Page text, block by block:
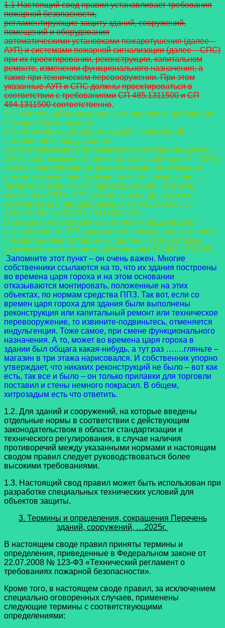
1.1 Настоящий свод правил устанавливает требования
пожарной безопасности,
регламентирующие защиту зданий, сооружений,
помещений и оборудования
автоматическими установками пожаротушения (далее –
АУП) и системами пожарной сигнализации (далее – СПС)
при их проектировании, реконструкции, капитальном
ремонте, изменении функционального назначения, а
также при техническом перевооружении. При этом
указанные АУП и СПС должны проектироваться в
соответствии с требованиями СП 485.1311500 и СП
484.1311500 соответственно.
1.1. Настоящий свод правил устанавливает требования
пожарной безопасности,
регламентирующие защиту зданий, сооружений,
помещений и оборудования
автоматическими установками пожаротушения (далее –
АУП) и системами пожарной сигнализации (далее – СПС)
при их проектировании, реконструкции, капитальном
ремонте, изменении функционального назначения, а
также при техническом перевооружении. При этом
указанные АУП и СПС должны проектироваться в
соответствии с требованиями СП 484.1311500, СП
485.1311500 и СП 241.1311500.2015.
В специально оговоренных по тексту свода правил
случаях вместо АУП допускается применение установок
пожаротушения автономных (далее – УПА), которые
должны соответствовать требованиям СП 485.1311500.
Запомните этот пункт – он очень важен. Многие
собственники ссылаются на то, что их здания построены
во времена царя гороха и на этом основании
отказываются монтировать, положенные на этих
объектах, по нормам средства ППЗ. Так вот, если со
времен царя гороха для здания были выполнены
реконструкция или капитальный ремонт или техническое
перевооружение, то извините-подвиньтесь, отменяется
индульгенция. Тоже самое, при смене функционального
назначения. А то, может во времена царя гороха в
здании был общага какая-нибудь, а тут раз …….гляньте –
магазин в три этажа нарисовался. И собственник упорно
утверждает, что никаких реконструкций не было – вот как
есть, так все и было – он только прилавки для торговли
поставил и стены немного покрасил. В общем,
хитрозадым есть что ответить.
1.2. Для зданий и сооружений, на которые введены
отдельные нормы в соответствии с действующим
законодательством в области стандартизации и
технического регулирования, в случае наличия
противоречий между указанными нормами и настоящим
сводом правил следует руководствоваться более
высокими требованиями.
1.3. Настоящий свод правил может быть использован при
разработке специальных технических условий для
объектов защиты.
3. Термины и определения, сокращения Перечень
зданий, сооружений, …2025г.
В настоящем своде правил приняты термины и
определения, приведенные в Федеральном законе от
22.07.2008 № 123-Ф3 «Технический регламент о
требованиях пожарной безопасности».
Кроме того, в настоящем своде правил, за исключением
специально оговоренных случаев, применены
следующие термины с соответствующими
определениями: